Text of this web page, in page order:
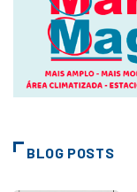
BLOG POSTS